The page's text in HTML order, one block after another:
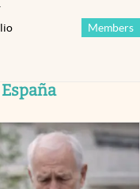
Members